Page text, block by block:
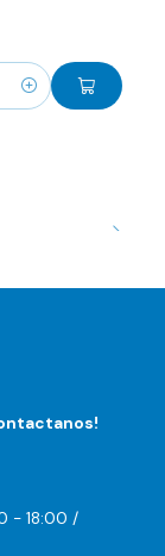
- 18:00 /